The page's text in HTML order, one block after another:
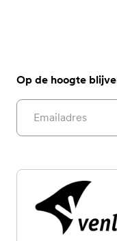
Op de hoogte
Email address